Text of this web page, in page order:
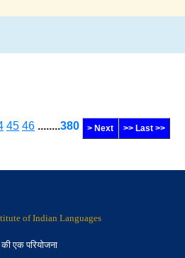
45 46 ........380 > Next >> Last >>
of Indian Languages
एक परियोजना